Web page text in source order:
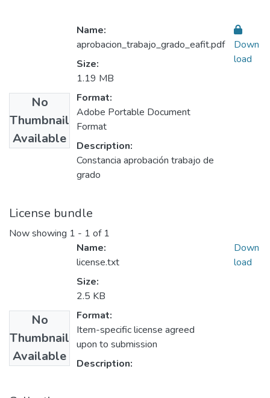
No
Thumbnail
Available
Name:
aprobacion_trabajo_grado_eafit.pdf
Size:
1.19 MB
Format:
Adobe Portable Document
Format
Description:
Constancia aprobación trabajo de
grado
Down
load
License bundle
Now showing 1 - 1 of 1
No
Thumbnail
Available
Name:
license.txt
Size:
2.5 KB
Format:
Item-specific license agreed
upon to submission
Description:
Down
load